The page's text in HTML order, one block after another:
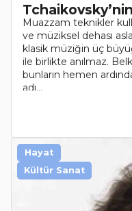
Muazzam teknikler
ve müziksel dehası
klasik müziğin üç
ile birlikte anılmaz.
bunların hemen
adı...
Hayat
Kültür Sanat